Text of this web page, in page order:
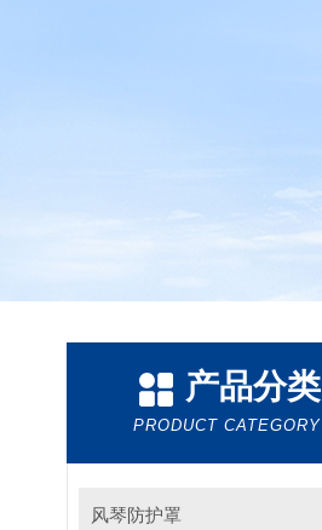
产品分类
PRODUCT CATEGORY
风琴防护罩